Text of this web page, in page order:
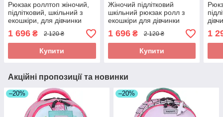
Рюкзак роллтоп жіночий,
підлітковий, шкільний з
екошкіри, для дівчинки
підлітка старшокласниці 7
8 9 10 11 клас хакі
1 696 ₴ 2 120 ₴
Купити
Жіночий підлітковий
шкільний рюкзак ролл з
екошкіри для дівчинки
підлітка старшокласниці 7
8 9 10 11 клас роллтоп
1 696₴ 2 120 ₴
Купити
7 8
1
Акційні пропозиції та новинки
–20% –20%